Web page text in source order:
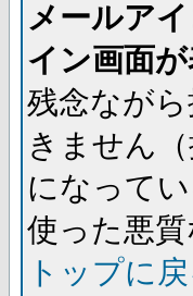
メールア
イン画面が
残念なが
きません
になって
使った悪
トップに